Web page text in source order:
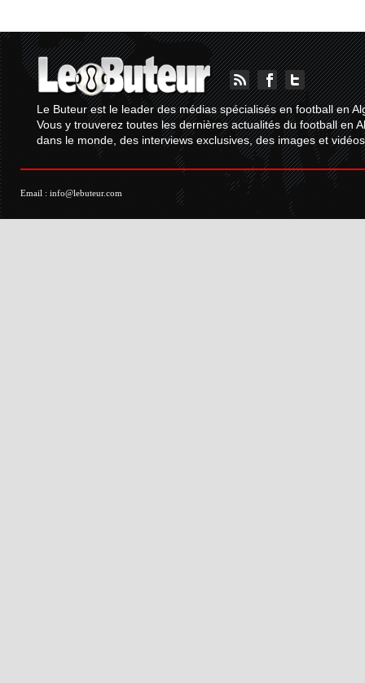
Le Buteur est le leader des médias spécialisés en football en
Vous y trouverez toutes les dernières actualités du football en
dans le monde, des interviews exclusives, des images et
Email : info@lebuteur.com